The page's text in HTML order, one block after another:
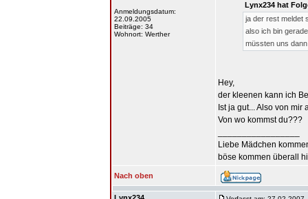
Anmeldungsdatum:
22.09.2005
Beiträge: 34
Wohnort: Werther
Lynx234 hat
ja der rest meldet
also ich bin
müssten uns
Hey,
der kleenen kann ich
Ist ja gut... Also von
Von wo kommst du???
Liebe Mädchen
böse kommen überall
Nach oben